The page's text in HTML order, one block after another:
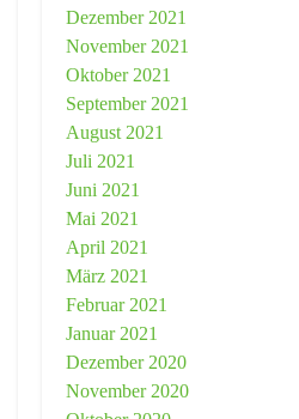
Dezember 2021
November 2021
Oktober 2021
September 2021
August 2021
Juli 2021
Juni 2021
Mai 2021
April 2021
März 2021
Februar 2021
Januar 2021
Dezember 2020
November 2020